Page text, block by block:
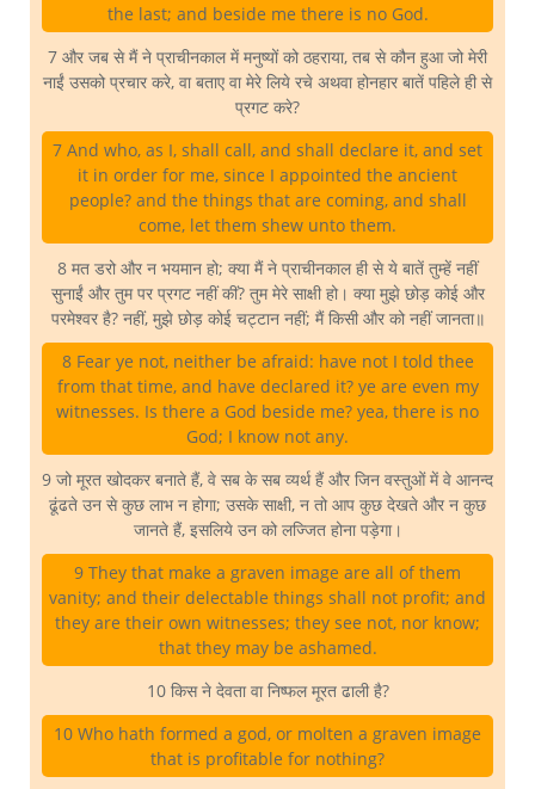
the last; and beside me there is no God.
7 और जब से मैं ने प्राचीनकाल में मनुष्यों को ठहराया, तब से कौन हुआ जो मेरी
नाईं उसको प्रचार करे, वा बताए वा मेरे लिये रचे अथवा होनहार बातें पहिले ही से
प्रगट करे?
7 And who, as I, shall call, and shall declare it, and set
it in order for me, since I appointed the ancient
people? and the things that are coming, and shall
come, let them shew unto them.
8 मत डरो और न भयमान हो; क्या मैं ने प्राचीनकाल ही से ये बातें तुम्हें नहीं
सुनाईं और तुम पर प्रगट नहीं कीं? तुम मेरे साक्षी हो। क्या मुझे छोड़ कोई और
परमेश्वर है? नहीं, मुझे छोड़ कोई चट्टान नहीं; मैं किसी और को नहीं जानता॥
8 Fear ye not, neither be afraid: have not I told thee
from that time, and have declared it? ye are even my
witnesses. Is there a God beside me? yea, there is no
God; I know not any.
9 जो मूरत खोदकर बनाते हैं, वे सब के सब व्यर्थ हैं और जिन वस्तुओं में वे आनन्द
ढूंढते उन से कुछ लाभ न होगा; उसके साक्षी, न तो आप कुछ देखते और न कुछ
जानते हैं, इसलिये उन को लज्जित होना पड़ेगा।
9 They that make a graven image are all of them
vanity; and their delectable things shall not profit; and
they are their own witnesses; they see not, nor know;
that they may be ashamed.
10 किस ने देवता वा निष्फल मूरत ढाली है?
10 Who hath formed a god, or molten a graven image
that is profitable for nothing?